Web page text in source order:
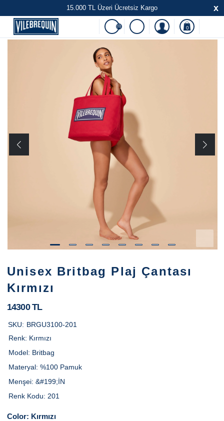
15.000 TL Üzeri Ücretsiz Kargo x
(0) 0
Unisex Britbag Plaj Çantası
Kırmızı
14300 TL
SKU: BRGU3100-201
Renk: Kırmızı
Model: Britbag
Materyal: %100 Pamuk
Menşei: &#199;İN
Renk Kodu: 201
Color: Kırmızı